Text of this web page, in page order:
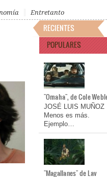
Entretanto
RECIENTES
POPULARES
"Omaha", de Cole
JOSÉ LUIS MUÑOZ
Menos es más.
Ejemplo…
"Magallanes" de Lav